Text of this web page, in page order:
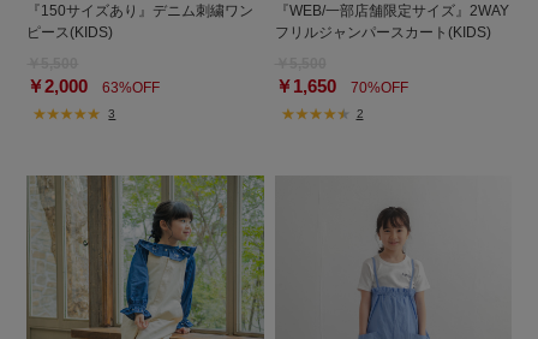
『150サイズあり』デニム刺繍ワン
ピース(KIDS)
￥2,000 63%OFF
3
『WEB/一部店舗限定サイズ』2WAY
フリルジャンパースカート(KIDS)
￥1,65070%OFF
2